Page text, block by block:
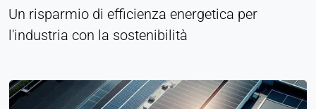
Un risparmio di efficienza energetica per
l'industria con la sostenibilità